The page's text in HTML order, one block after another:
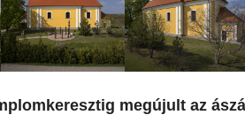
megújult az